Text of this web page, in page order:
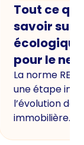
Tout ce
savoir sur
écologique
pour le
La norme
une étape
l’évolution de
immobilière.